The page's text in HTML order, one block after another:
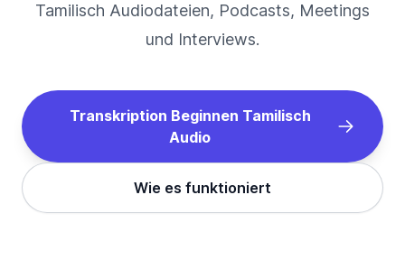
Tamilisch Audiodateien, Podcasts, Meetings
und Interviews.
Transkription Beginnen Tamilisch
Audio
Wie es funktioniert